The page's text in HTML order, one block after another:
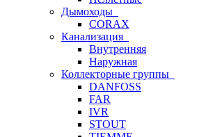
Дымоходы
CORAX
Канализация
Внутренняя
Наружная
Коллекторные группы
DANFOSS
FAR
IVR
STOUT